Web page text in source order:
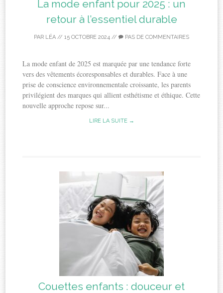
La mode enfant pour 2025 : un
retour à l’essentiel durable
PAR LÉA // 15 OCTOBRE 2024 // PAS DE COMMENTAIRES
La mode enfant de 2025 est marquée par une tendance forte
vers des vêtements écoresponsables et durables. Face à une
prise de conscience environnementale croissante, les parents
privilégient des marques qui allient esthétisme et éthique. Cette
nouvelle approche repose sur...
LIRE LA SUITE →
Couettes enfants : douceur et